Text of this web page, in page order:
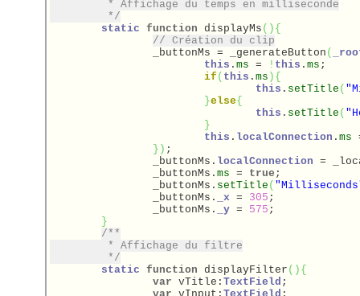
	 */
static function displayMs ( ) {
// Création du clip
		_buttonMs = _generateButton
(
this . ms = ! this . ms ;
if ( this . ms ) {
this . setTitle (
}else{
this . setTitle (
}
this . localConnection . ms
} ) ;
		_buttonMs.
localConnection =
		_buttonMs.
ms = true ;
		_buttonMs.
setTitle (
		_buttonMs.
_x = 305 ;
		_buttonMs.
_y = 575 ;
}
/**
	 */
static function displayFilter ( ) {
var vTitle: TextField ;